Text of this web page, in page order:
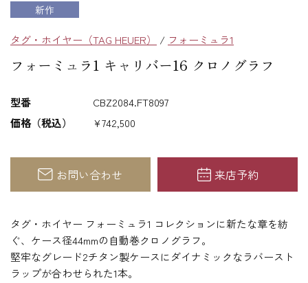
新作
タグ・ホイヤー（TAG HEUER） / フォーミュラ1
フォーミュラ1 キャリバー16 クロノグラフ
型番
CBZ2084.FT8097
価格（税込）
¥742,500
お問い合わせ 来店予約
タグ・ホイヤー フォーミュラ1 コレクションに新たな章を紡
ぐ、ケース径44mmの自動巻クロノグラフ。
堅牢なグレード2チタン製ケースにダイナミックなラバースト
ラップが合わせられた1本。